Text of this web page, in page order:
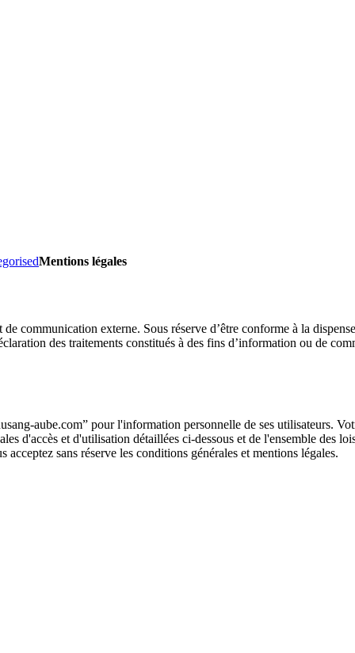
Mentions légales
communication externe. Sous réserve d’être conforme à la
des traitements constitués à des fins d’information ou de
aube.com” pour l'information personnelle de ses utilisateurs.
d'accès et d'utilisation détaillées ci-dessous et de l'ensemble des
sans réserve les conditions générales et mentions légales.